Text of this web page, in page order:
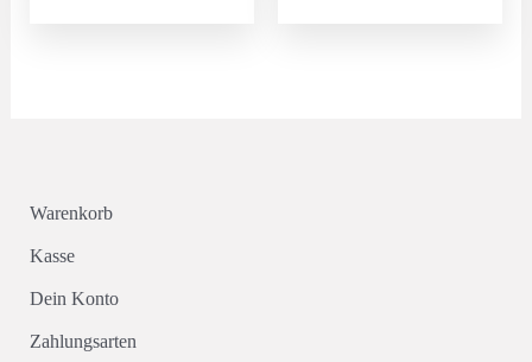
Warenkorb
Kasse
Dein Konto
Zahlungsarten